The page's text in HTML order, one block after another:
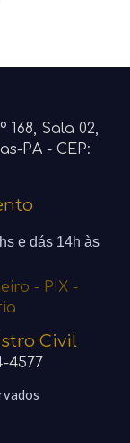
168, Sala 02,
-PA - CEP:
e dás 14h às
- PIX -
Civil
4577